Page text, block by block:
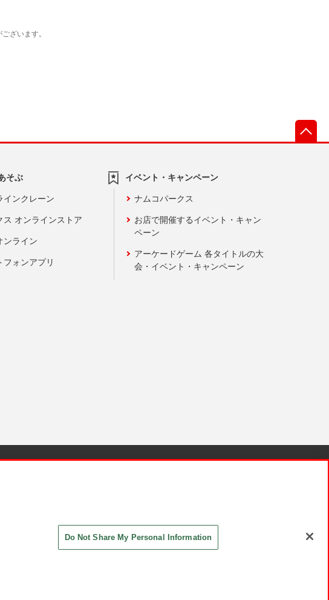
そぶ
インクレーン
ス オンラインストア
ンライン
フォンアプリ
イベント・キャンペーン
ナムコパークス
お店で開催するイベント・キャン
ペーン
アーケードゲーム 各タイトルの大
会・イベント・キャンペーン
Do Not Share My Personal Information